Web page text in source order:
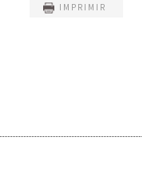
IMPRIMIR